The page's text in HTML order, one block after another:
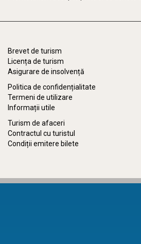
Brevet de turism
Licența de turism
Asigurare de insolvență
Politica de confidențialitate
Termeni de utilizare
Informații utile
Turism de afaceri
Contractul cu turistul
Condiții emitere bilete